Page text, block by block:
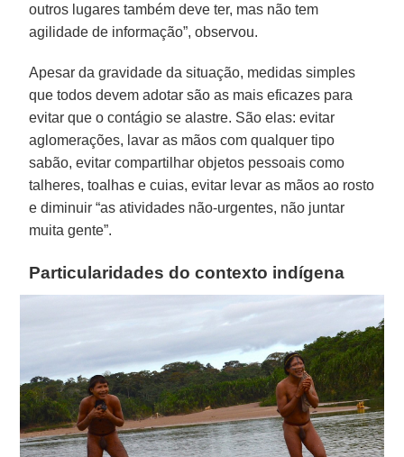
outros lugares também deve ter, mas não tem
agilidade de informação”, observou.
Apesar da gravidade da situação, medidas simples
que todos devem adotar são as mais eficazes para
evitar que o contágio se alastre. São elas: evitar
aglomerações, lavar as mãos com qualquer tipo
sabão, evitar compartilhar objetos pessoais como
talheres, toalhas e cuias, evitar levar as mãos ao rosto
e diminuir “as atividades não-urgentes, não juntar
muita gente”.
Particularidades do contexto indígena